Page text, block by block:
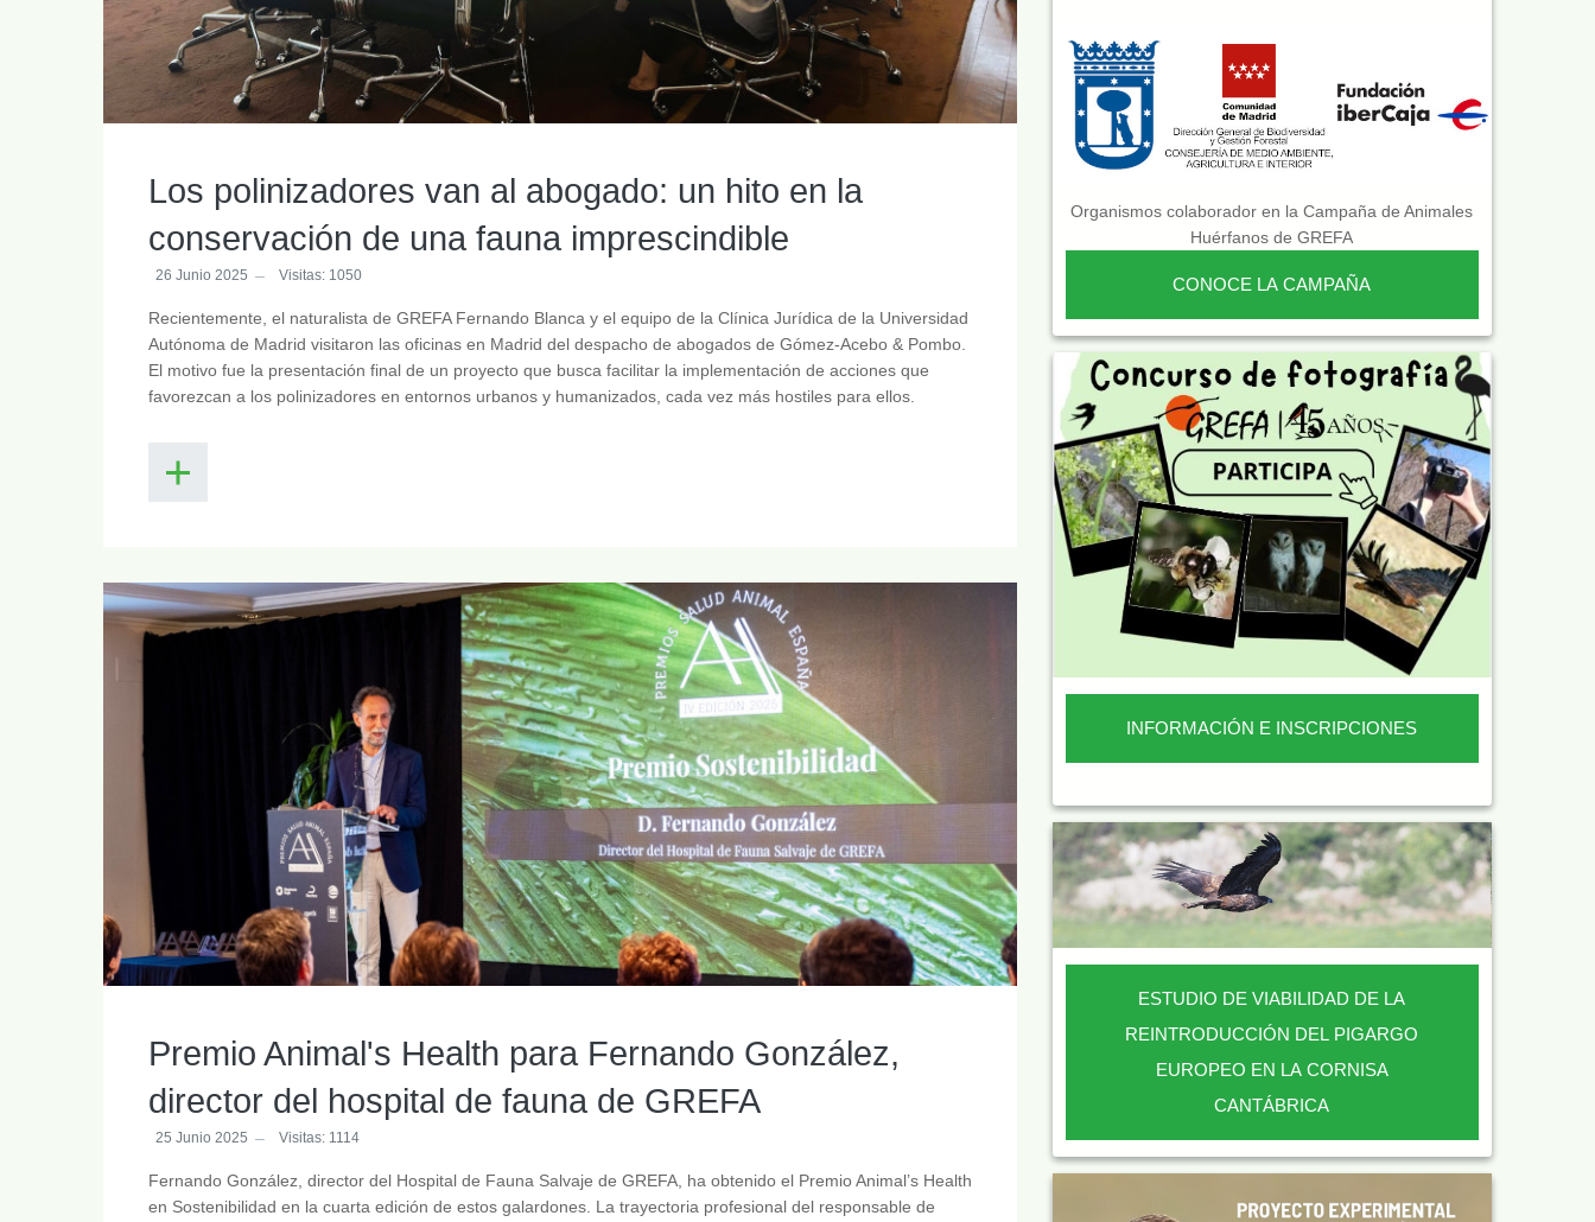
Los polinizadores van al abogado: un hito en la
conservación de una fauna imprescindible
26 Junio 2025 Visitas: 1050
Recientemente, el naturalista de GREFA Fernando Blanca y el equipo de la Clínica Jurídica de la Universidad
Autónoma de Madrid visitaron las oficinas en Madrid del despacho de abogados de Gómez-Acebo & Pombo.
El motivo fue la presentación final de un proyecto que busca facilitar la implementación de acciones que
favorezcan a los polinizadores en entornos urbanos y humanizados, cada vez más hostiles para ellos.
Premio Animal's Health para Fernando González,
director del hospital de fauna de GREFA
25 Junio 2025 Visitas: 1114
Fernando González, director del Hospital de Fauna Salvaje de GREFA, ha obtenido el Premio Animal’s Health
en Sostenibilidad en la cuarta edición de estos galardones. La trayectoria profesional del responsable de
Organismos colaborador en la Campaña de Animales
Huérfanos de GREFA
CONOCE LA CAMPAÑA
INFORMACIÓN E INSCRIPCIONES
ESTUDIO DE VIABILIDAD DE LA
REINTRODUCCIÓN DEL PIGARGO
EUROPEO EN LA CORNISA
CANTÁBRICA